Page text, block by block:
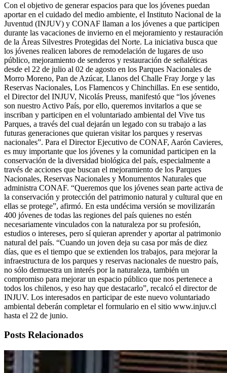
Con el objetivo de generar espacios para que los jóvenes puedan
aportar en el cuidado del medio ambiente, el Instituto Nacional de la
Juventud (INJUV) y CONAF llaman a los jóvenes a que participen
durante las vacaciones de invierno en el mejoramiento y restauración
de la Áreas Silvestres Protegidas del Norte. La iniciativa busca que
los jóvenes realicen labores de remodelación de lugares de uso
público, mejoramiento de senderos y restauración de señaléticas
desde el 22 de julio al 02 de agosto en los Parques Nacionales de
Morro Moreno, Pan de Azúcar, Llanos del Challe Fray Jorge y las
Reservas Nacionales, Los Flamencos y Chinchillas. En ese sentido,
el Director del INJUV, Nicolás Preuss, manifestó que “los jóvenes
son nuestro Activo País, por ello, queremos invitarlos a que se
inscriban y participen en el voluntariado ambiental del Vive tus
Parques, a través del cual dejarán un legado con su trabajo a las
futuras generaciones que quieran visitar los parques y reservas
nacionales”. Para el Director Ejecutivo de CONAF, Aarón Cavieres,
es muy importante que los jóvenes y la comunidad participen en la
conservación de la diversidad biológica del país, especialmente a
través de acciones que buscan el mejoramiento de los Parques
Nacionales, Reservas Nacionales y Monumentos Naturales que
administra CONAF. “Queremos que los jóvenes sean parte activa de
la conservación y protección del patrimonio natural y cultural que en
ellas se protege”, afirmó. En esta undécima versión se movilizarán
400 jóvenes de todas las regiones del país quienes no estén
necesariamente vinculados con la naturaleza por su profesión,
estudios o intereses, pero sí quieran aprender y aportar al patrimonio
natural del país. “Cuando un joven deja su casa por más de diez
días, que es el tiempo que se extienden los trabajos, para mejorar la
infraestructura de los parques y reservas nacionales de nuestro país,
no sólo demuestra un interés por la naturaleza, también un
compromiso para mejorar un espacio público que nos pertenece a
todos los chilenos, y eso hay que destacarlo”, recalcó el director de
INJUV. Los interesados en participar de este nuevo voluntariado
ambiental deberán completar el formulario en el sitio www.injuv.cl
hasta el 22 de junio.
Posts Relacionados